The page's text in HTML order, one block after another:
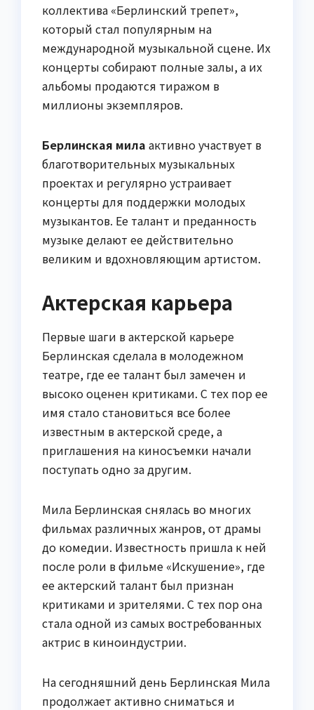
коллектива «Берлинский трепет»,
который стал популярным на
международной музыкальной сцене. Их
концерты собирают полные залы, а их
альбомы продаются тиражом в
миллионы экземпляров.
Берлинская мила активно участвует в
благотворительных музыкальных
проектах и регулярно устраивает
концерты для поддержки молодых
музыкантов. Ее талант и преданность
музыке делают ее действительно
великим и вдохновляющим артистом.
Актерская карьера
Первые шаги в актерской карьере
Берлинская сделала в молодежном
театре, где ее талант был замечен и
высоко оценен критиками. С тех пор ее
имя стало становиться все более
известным в актерской среде, а
приглашения на киносъемки начали
поступать одно за другим.
Мила Берлинская снялась во многих
фильмах различных жанров, от драмы
до комедии. Известность пришла к ней
после роли в фильме «Искушение», где
ее актерский талант был признан
критиками и зрителями. С тех пор она
стала одной из самых востребованных
актрис в киноиндустрии.
На сегодняшний день Берлинская Мила
продолжает активно сниматься и